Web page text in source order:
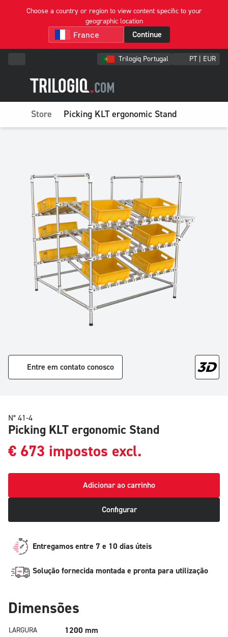
Choose a country or region to view content specific to your
geographic location
Continue
Trilogiq Portugal PT | EUR
Store Picking KLT ergonomic Stand
Entre em contato conosco
N° 41-4
Picking KLT ergonomic Stand
€ 673 impostos excl.
Adicionar ao carrinho
Configurar
Entregamos entre 7 e 10 dias úteis
Solução fornecida montada e pronta para utilização
Dimensões
LARGURA 1200 mm